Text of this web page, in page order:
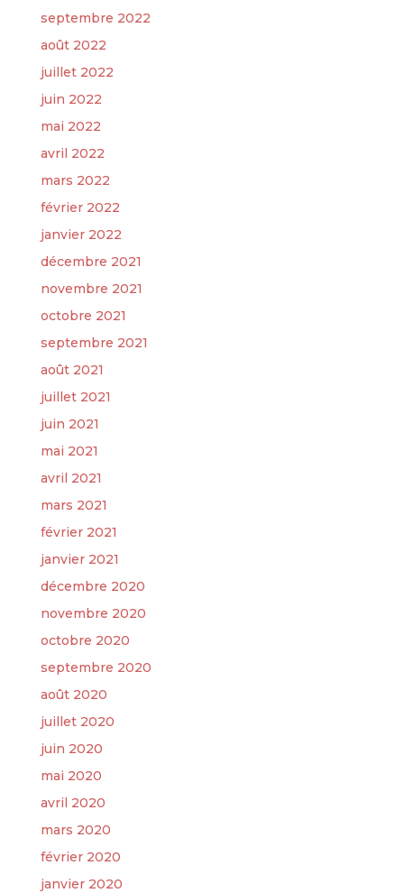
septembre 2022
août 2022
juillet 2022
juin 2022
mai 2022
avril 2022
mars 2022
février 2022
janvier 2022
décembre 2021
novembre 2021
octobre 2021
septembre 2021
août 2021
juillet 2021
juin 2021
mai 2021
avril 2021
mars 2021
février 2021
janvier 2021
décembre 2020
novembre 2020
octobre 2020
septembre 2020
août 2020
juillet 2020
juin 2020
mai 2020
avril 2020
mars 2020
février 2020
janvier 2020